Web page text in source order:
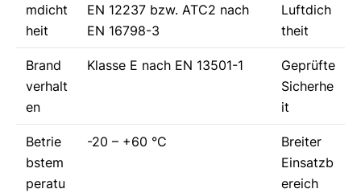
mdicht
heit
EN 12237 bzw. ATC2 nach
EN 16798-3
Luftdich
theit
Brand
verhalt
en
Klasse E nach EN 13501-1
Geprüfte
Sicherhe
it
Betrie
bstem
peratu
-20 – +60 °C
Breiter
Einsatzb
ereich